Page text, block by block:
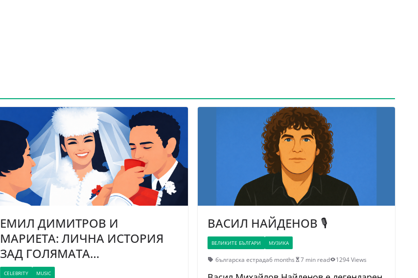
ЕМИЛ ДИМИТРОВ И
МАРИЕТА: ЛИЧНА ИСТОРИЯ
ЗАД ГОЛЯМАТА…
CELEBRITY MUSIC
ВАСИЛ НАЙДЕНОВ 🎙️
ВЕЛИКИТЕ БЪЛГАРИ МУЗИКА
българска естрада6 months 7 min read 1294 Views